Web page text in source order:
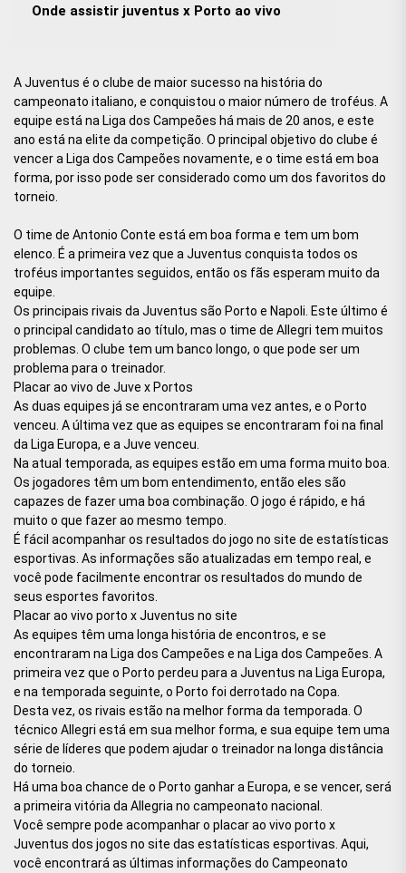
Onde assistir juventus x Porto ao vivo
A Juventus é o clube de maior sucesso na história do
campeonato italiano, e conquistou o maior número de troféus. A
equipe está na Liga dos Campeões há mais de 20 anos, e este
ano está na elite da competição. O principal objetivo do clube é
vencer a Liga dos Campeões novamente, e o time está em boa
forma, por isso pode ser considerado como um dos favoritos do
torneio.
O time de Antonio Conte está em boa forma e tem um bom
elenco. É a primeira vez que a Juventus conquista todos os
troféus importantes seguidos, então os fãs esperam muito da
equipe.
Os principais rivais da Juventus são Porto e Napoli. Este último é
o principal candidato ao título, mas o time de Allegri tem muitos
problemas. O clube tem um banco longo, o que pode ser um
problema para o treinador.
Placar ao vivo de Juve x Portos
As duas equipes já se encontraram uma vez antes, e o Porto
venceu. A última vez que as equipes se encontraram foi na final
da Liga Europa, e a Juve venceu.
Na atual temporada, as equipes estão em uma forma muito boa.
Os jogadores têm um bom entendimento, então eles são
capazes de fazer uma boa combinação. O jogo é rápido, e há
muito o que fazer ao mesmo tempo.
É fácil acompanhar os resultados do jogo no site de estatísticas
esportivas. As informações são atualizadas em tempo real, e
você pode facilmente encontrar os resultados do mundo de
seus esportes favoritos.
Placar ao vivo porto x Juventus no site
As equipes têm uma longa história de encontros, e se
encontraram na Liga dos Campeões e na Liga dos Campeões. A
primeira vez que o Porto perdeu para a Juventus na Liga Europa,
e na temporada seguinte, o Porto foi derrotado na Copa.
Desta vez, os rivais estão na melhor forma da temporada. O
técnico Allegri está em sua melhor forma, e sua equipe tem uma
série de líderes que podem ajudar o treinador na longa distância
do torneio.
Há uma boa chance de o Porto ganhar a Europa, e se vencer, será
a primeira vitória da Allegria no campeonato nacional.
Você sempre pode acompanhar o placar ao vivo porto x
Juventus dos jogos no site das estatísticas esportivas. Aqui,
você encontrará as últimas informações do Campeonato